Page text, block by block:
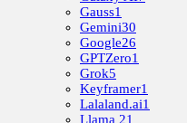
Gauss1
Gemini30
Google26
GPTZero1
Grok5
Keyframer1
Lalaland.ai1
Llama 21